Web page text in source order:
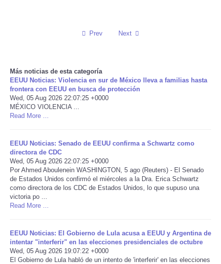
Social
Sports
Travel
USA
World
Portada de Noticias
Prev Next
Más noticias de esta categoría
EEUU Noticias: Violencia en sur de México lleva a familias hasta
frontera con EEUU en busca de protección
Wed, 05 Aug 2026 22:07:25 +0000
MÉXICO VIOLENCIA ...
Read More ...
EEUU Noticias: Senado de EEUU confirma a Schwartz como
directora de CDC
Wed, 05 Aug 2026 22:07:25 +0000
Por Ahmed Aboulenein WASHINGTON, 5 ago (Reuters) - El Senado
de Estados Unidos confirmó el miércoles a la Dra. Erica Schwartz
como directora de los CDC de Estados Unidos, lo que supuso una
victoria po ...
Read More ...
EEUU Noticias: El Gobierno de Lula acusa a EEUU y Argentina de
intentar "interferir" en las elecciones presidenciales de octubre
Wed, 05 Aug 2026 19:07:22 +0000
El Gobierno de Lula habló de un intento de 'interferir' en las elecciones